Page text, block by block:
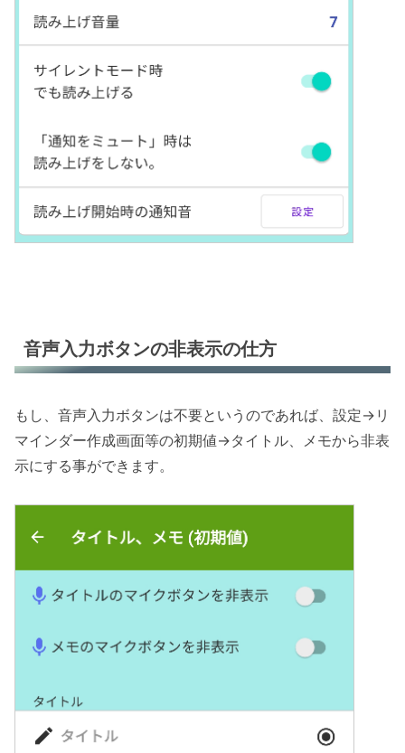
音声入力ボタンの非表示の仕方
もし、音声入力ボタンは不要というのであれば、設定→リ
マインダー作成画面等の初期値→タイトル、メモから非表
示にする事ができます。